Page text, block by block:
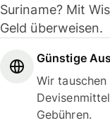
Suriname? Mit
Geld überweisen.
Günstige
Wir
Gebühren.